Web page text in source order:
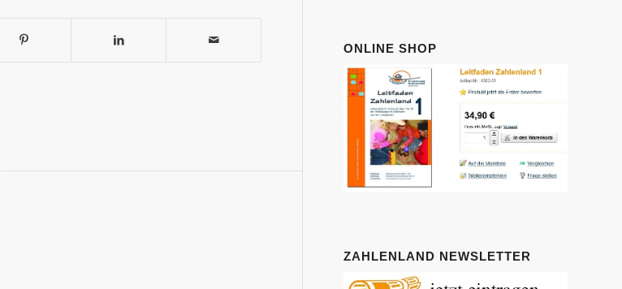
ONLINE SHOP
ZAHLENLAND NEWSLETTER